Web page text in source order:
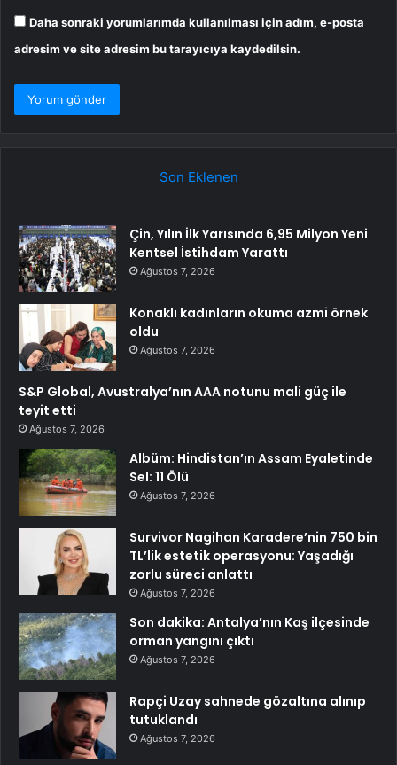
Daha sonraki yorumlarımda kullanılması için adım, e-posta
adresim ve site adresim bu tarayıcıya kaydedilsin.
Son Eklenen
Çin, Yılın İlk Yarısında 6,95 Milyon Yeni
Kentsel İstihdam Yarattı
Ağustos 7, 2026
Konaklı kadınların okuma azmi örnek
oldu
Ağustos 7, 2026
S&P Global, Avustralya’nın AAA notunu mali güç ile
teyit etti
Ağustos 7, 2026
Albüm: Hindistan’ın Assam Eyaletinde
Sel: 11 Ölü
Ağustos 7, 2026
Survivor Nagihan Karadere’nin 750 bin
TL’lik estetik operasyonu: Yaşadığı
zorlu süreci anlattı
Ağustos 7, 2026
Son dakika: Antalya’nın Kaş ilçesinde
orman yangını çıktı
Ağustos 7, 2026
Rapçi Uzay sahnede gözaltına alınıp
tutuklandı
Ağustos 7, 2026